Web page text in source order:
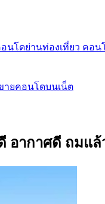
นโดย่านท่องเที่ยว คอ
ายคอนโดบนเน็ต
อากาศดี ถมแ